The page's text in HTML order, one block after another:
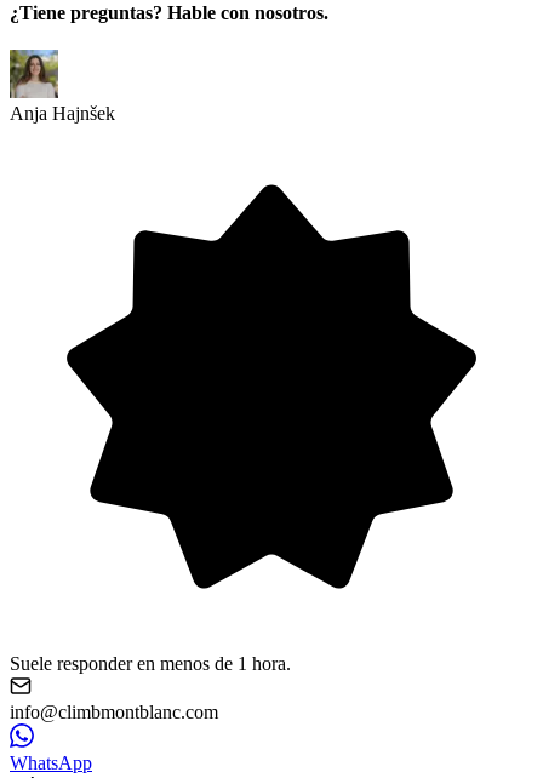
¿Tiene preguntas? Hable con nosotros.
Anja Hajnšek
Suele responder en menos de 1 hora.
info@climbmontblanc.com
WhatsApp